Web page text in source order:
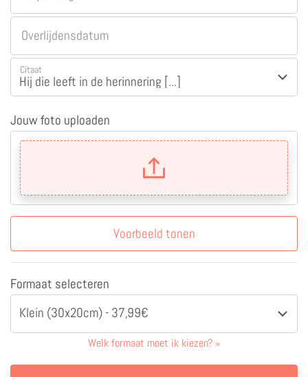
Overlijdensdatum
Citaat
Jouw foto uploaden
Voorbeeld tonen
Formaat selecteren
Klein (30x20cm) - 37,99€
Welk formaat moet ik kiezen? »